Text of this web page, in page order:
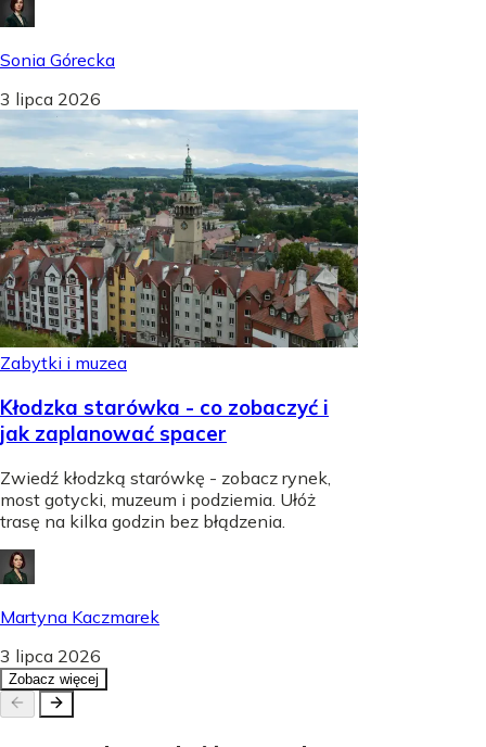
Sonia Górecka
3 lipca 2026
Zabytki i muzea
Kłodzka starówka - co zobaczyć i
jak zaplanować spacer
Zwiedź kłodzką starówkę - zobacz rynek,
most gotycki, muzeum i podziemia. Ułóż
trasę na kilka godzin bez błądzenia.
Martyna Kaczmarek
3 lipca 2026
Zobacz więcej